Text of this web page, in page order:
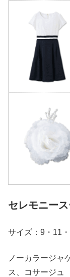
セレモニー
サイズ：9・11
ノーカラージャ
ス、コサージュ